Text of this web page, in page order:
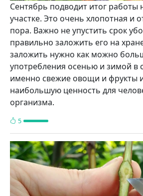
Сентябрь подводит итог работы
участке. Это очень хлопотная и
пора. Важно не упустить срок
правильно заложить его на
заложить нужно как можно
употребления осе­нью и зимой в
именно свежие ово­щи и фрукты
наибольшую ценность для
организма.
5